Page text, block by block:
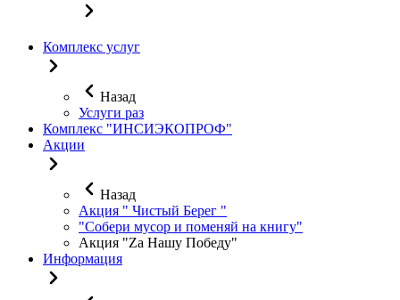
Комплекс услуг
Назад
Услуги раз
Комплекс "ИНСИЭКОПРОФ"
Акции
Назад
Акция " Чистый Берег "
"Собери мусор и поменяй на книгу"
Акция "Za Нашу Победу"
Информация